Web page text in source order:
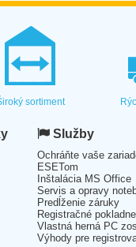
sortiment
Služby
Ochráňte vaše
ESETom
Inštalácia MS Office
Servis a opravy
Predĺženie záruky
Registračné pokladne
Vlastná herná PC
Výhody pre